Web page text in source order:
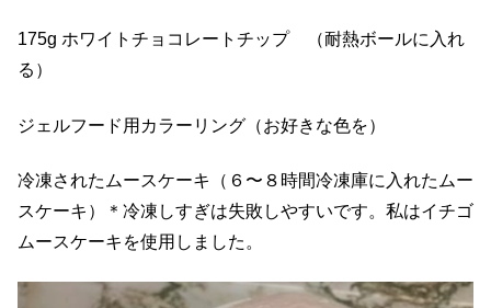
175g ホワイトチョコレートチップ （耐熱ボールに入れ
る）
ジェルフード用カラーリング（お好きな色を）
冷凍されたムースケーキ（６〜８時間冷凍庫に入れたムー
スケーキ）＊冷凍しすぎは失敗しやすいです。私はイチゴ
ムースケーキを使用しました。